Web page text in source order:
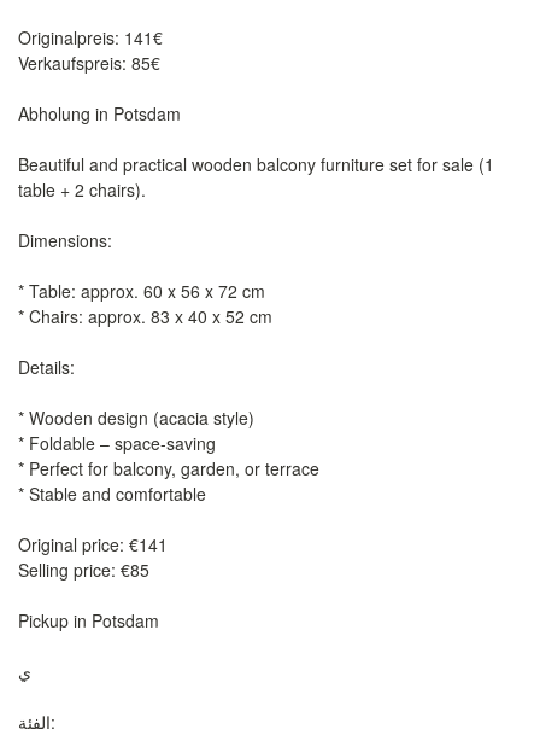
Originalpreis: 141€
Verkaufspreis: 85€
Abholung in Potsdam
Beautiful and practical wooden balcony furniture set for sale (1
table + 2 chairs).
Dimensions:
* Table: approx. 60 x 56 x 72 cm
* Chairs: approx. 83 x 40 x 52 cm
Details:
* Wooden design (acacia style)
* Foldable – space-saving
* Perfect for balcony, garden, or terrace
* Stable and comfortable
Original price: €141
Selling price: €85
Pickup in Potsdam
ي
الفئة: